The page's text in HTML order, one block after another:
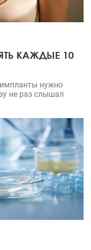
КАЖДЫЕ 10
импланты нужно
не раз слышал